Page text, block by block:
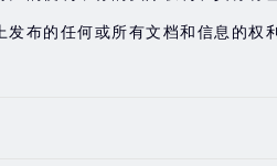
布的任何或所有文档和信息的权利